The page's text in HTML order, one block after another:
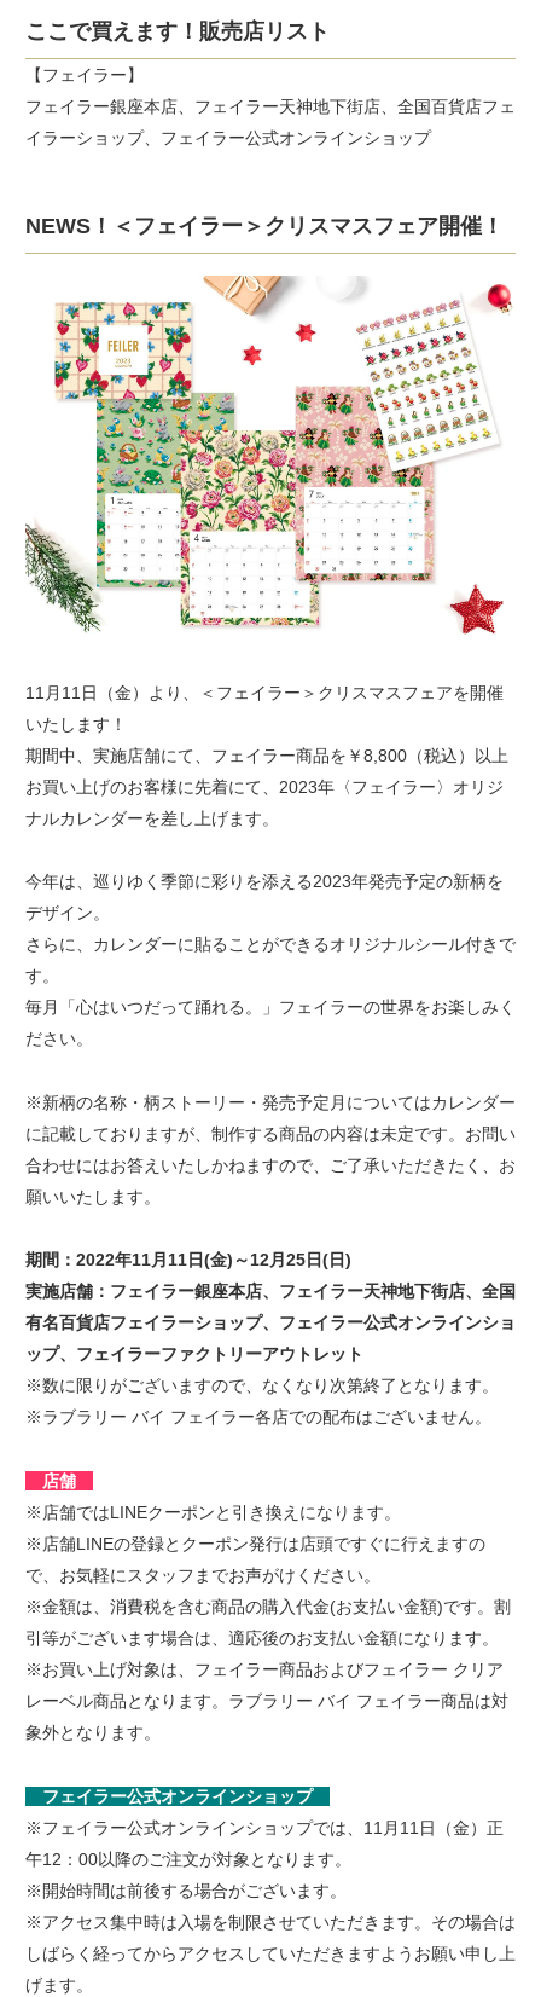
ここで買えます！販売店リスト
【フェイラー】
フェイラー銀座本店、フェイラー天神地下街店、全国百貨店フェ
イラーショップ、フェイラー公式オンラインショップ
NEWS！＜フェイラー＞クリスマスフェア開催！
11月11日（金）より、＜フェイラー＞クリスマスフェアを開催
いたします！
期間中、実施店舗にて、フェイラー商品を￥8,800（税込）以上
お買い上げのお客様に先着にて、2023年〈フェイラー〉オリジ
ナルカレンダーを差し上げます。
今年は、巡りゆく季節に彩りを添える2023年発売予定の新柄を
デザイン。
さらに、カレンダーに貼ることができるオリジナルシール付きで
す。
毎月「心はいつだって踊れる。」フェイラーの世界をお楽しみく
ださい。
※新柄の名称・柄ストーリー・発売予定月についてはカレンダー
に記載しておりますが、制作する商品の内容は未定です。お問い
合わせにはお答えいたしかねますので、ご了承いただきたく、お
願いいたします。
期間：2022年11月11日(金)～12月25日(日)
実施店舗：フェイラー銀座本店、フェイラー天神地下街店、全国
有名百貨店フェイラーショップ、フェイラー公式オンラインショ
ップ、フェイラーファクトリーアウトレット
※数に限りがございますので、なくなり次第終了となります。
※ラブラリー バイ フェイラー各店での配布はございません。
店舗
※店舗ではLINEクーポンと引き換えになります。
※店舗LINEの登録とクーポン発行は店頭ですぐに行えますの
で、お気軽にスタッフまでお声がけください。
※金額は、消費税を含む商品の購入代金(お支払い金額)です。割
引等がございます場合は、適応後のお支払い金額になります。
※お買い上げ対象は、フェイラー商品およびフェイラー クリア
レーベル商品となります。ラブラリー バイ フェイラー商品は対
象外となります。
フェイラー公式オンラインショップ
※フェイラー公式オンラインショップでは、11月11日（金）正
午12：00以降のご注文が対象となります。
※開始時間は前後する場合がございます。
※アクセス集中時は入場を制限させていただきます。その場合は
しばらく経ってからアクセスしていただきますようお願い申し上
げます。